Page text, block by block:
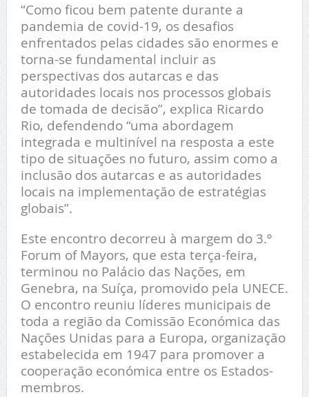
“Como ficou bem patente durante a
pandemia de covid-19, os desafios
enfrentados pelas cidades são enormes e
torna-se fundamental incluir as
perspectivas dos autarcas e das
autoridades locais nos processos globais
de tomada de decisão”, explica Ricardo
Rio, defendendo “uma abordagem
integrada e multinível na resposta a este
tipo de situações no futuro, assim como a
inclusão dos autarcas e as autoridades
locais na implementação de estratégias
globais”.
Este encontro decorreu à margem do 3.º
Forum of Mayors, que esta terça-feira,
terminou no Palácio das Nações, em
Genebra, na Suíça, promovido pela UNECE.
O encontro reuniu líderes municipais de
toda a região da Comissão Económica das
Nações Unidas para a Europa, organização
estabelecida em 1947 para promover a
cooperação económica entre os Estados-
membros.